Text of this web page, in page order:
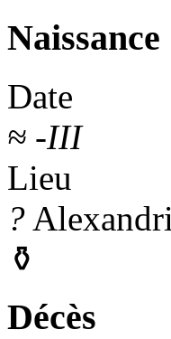
Naissance
Date
≈ -III
Lieu
?
⚱
Décès